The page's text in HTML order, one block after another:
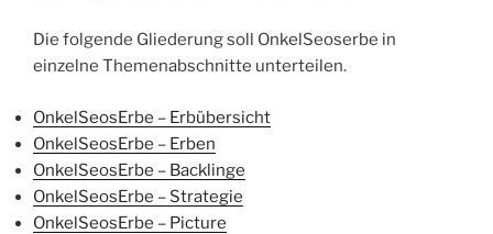
Die folgende Gliederung soll OnkelSeoserbe in
einzelne Themenabschnitte unterteilen.
OnkelSeosErbe – Erbübersicht
OnkelSeosErbe – Erben
OnkelSeosErbe – Backlinge
OnkelSeosErbe – Strategie
OnkelSeosErbe – Picture